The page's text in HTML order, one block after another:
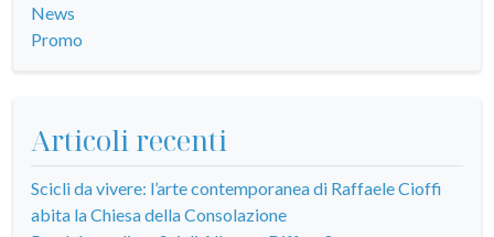
News
Promo
Articoli recenti
Scicli da vivere: l’arte contemporanea di Raffaele Cioffi
abita la Chiesa della Consolazione